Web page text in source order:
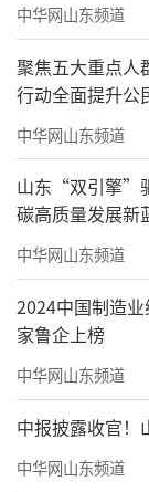
中华网山东频道
聚焦五大重点
行动全面提升公
中华网山东频道
山东“双引擎”
碳高质量发展新
中华网山东频道
2024中国制造
家鲁企上榜
中华网山东频道
中报披露收官！
中华网山东频道